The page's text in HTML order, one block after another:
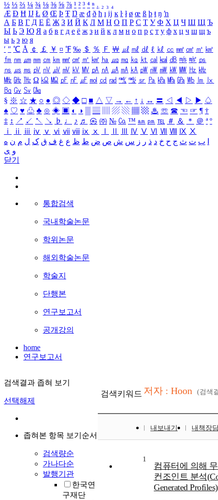
½ ⅓ ⅔ ¼ ¾ ⅛ ⅜ ⅝ ⅞ ¹ ² ³ ⁴ ⁿ ₁ ₂ ₃ ₄
Æ Ð Ħ Ĳ Ł Ø Œ Þ Ŧ Ŋ æ đ ð ħ ı ĳ ĸ ŀ ł ø œ ß þ ŧ ŋ ŉ
А Б В Г Д Е Ё Ж З И Й К Л М Н О П Р С Т У Ф Х Ц Ч Ш Щ Ъ
Ы Ь Э Ю Я а б в г д е ё ж з и й к л м н о п р с т у ф х ц ч ш щ ъ
ы ь э ю я
′ ″ ℃ Å ￠ ￡ ￥ ¤ ℉ ‰ ＄ ％ Ｆ ￦ ㎕ ㎖ ㎗ ℓ ㎘ ㏄ ㎣ ㎤ ㎥ ㎦
㎙ ㎚ ㎛ ㎜ ㎝ ㎞ ㎟ ㎠ ㎡ ㎢ ㏊ ㎍ ㎎ ㎏ ㏏ ㎈ ㎉ ㏈ ㎧ ㎨ ㎰
㎱ ㎲ ㎳ ㎴ ㎵ ㎶ ㎷ ㎸ ㎹ ㎀ ㎁ ㎂ ㎃ ㎄ ㎺ ㎻ ㎽ ㎾ ㎿ ㎐ ㎑
㎒ ㎓ ㎔ Ω ㏀ ㏁ ㎊ ㎋ ㎌ ㏖ ㏅ ㎭ ㎮ ㎯ ㏛ ㎩ ㎪ ㎫ ㎬ ㏝ ㏐
㏓
㏃ ㏉ ㏜ ㏆
§ ※ ☆ ★ ○ ● ◎ ◇ ◆ □ ■ △ ▽ → ← ↑ ↓ ↔ 〓 ◁ ◀ ▷ ▶ ♤
♠ ♡ ♥ ♧ ♣ ⊙ ◈ ▣ ◐ ◑ ▒ ▤ ▨ ▧ ▦ ▩ ♨ ☏ ☎ ☜ ☞ ¶ †
‡ ↕ ↗ ↙ ↖ ↘ ♭ ♩ ♪ ♬ ㉿ ㈜ № ㏇ ™ ㏂ ㏘ ℡ ＃ ＆ ＊ ＠ ª º
ⅰ
ⅱ ⅲ ⅳ ⅴ ⅵ ⅶ ⅷ ⅸ ⅹ Ⅳ Ⅴ Ⅵ Ⅶ Ⅷ Ⅸ Ⅹ
ب ت ث ج ح خ د ذ ر ز س ش ص ض ط ظ ع غ ف ق ک ل م ن ه
و ی
닫기
통합검색
국내학술논문
학위논문
해외학술논문
학술지
단행본
연구보고서
공개강의
home
연구보고서
검색결과 좁혀 보기
선택해제
좁혀본 항목 보기순서
검색량순
가나다순
발행기관
한국연
구재단
검색키워드 저자 : Hoon (검색
내보내기 내책장
1
컴퓨터에 의해
컨조인트 분석
Generated Profiles)